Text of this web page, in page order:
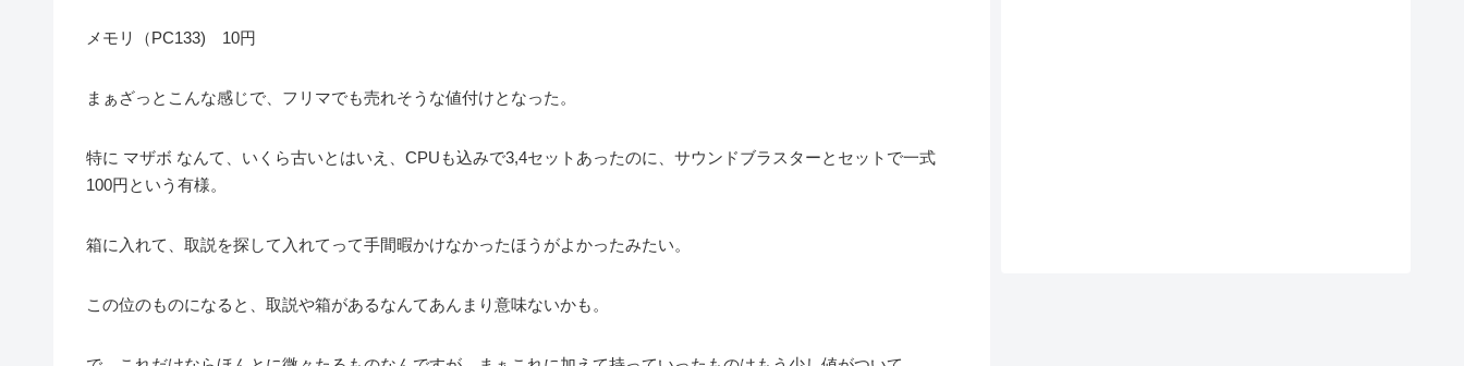
メモリ（PC133) 10円
まぁざっとこんな感じで、フリマでも売れそうな値付けとなった。
特に マザボ なんて、いくら古いとはいえ、CPUも込みで3,4セットあったのに、サウンドブラスターとセットで一式
100円という有様。
箱に入れて、取説を探して入れてって手間暇かけなかったほうがよかったみたい。
この位のものになると、取説や箱があるなんてあんまり意味ないかも。